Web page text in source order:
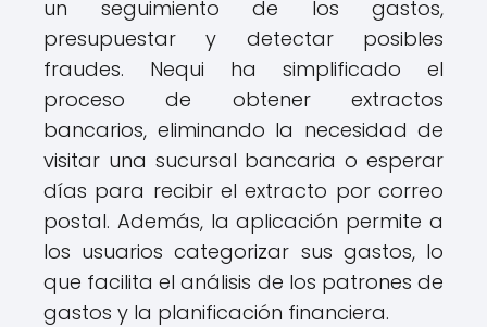
un seguimiento de los gastos,
presupuestar y detectar posibles
fraudes. Nequi ha simplificado el
proceso de obtener extractos
bancarios, eliminando la necesidad de
visitar una sucursal bancaria o esperar
días para recibir el extracto por correo
postal. Además, la aplicación permite a
los usuarios categorizar sus gastos, lo
que facilita el análisis de los patrones de
gastos y la planificación financiera.